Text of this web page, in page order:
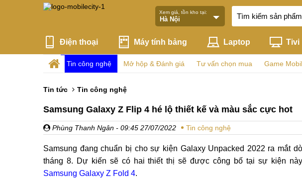
Xem giá, tồn kho tại:
Điện thoại Máy tính bảng Laptop Tivi
Tin công nghệ Mở hộp & Đánh giá Tư vấn chọn mua Game
Tin tức Tin công nghệ
Samsung Galaxy Z Flip 4 hé lộ thiết kế và màu sắc cực hot
Phùng Thanh Ngân - 09:45 27/07/2022 Tin công nghệ
Samsung đang chuẩn bị cho sự kiện Galaxy Unpacked 2022 ra mắt
tháng 8. Dự kiến sẽ có hai thiết thị sẽ được công bố tại sự kiện
Samsung Galaxy Z Fold 4.